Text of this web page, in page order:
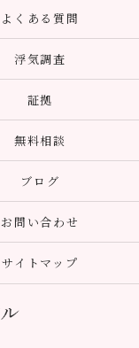
よくある質問
浮気調査
証拠
無料相談
ブログ
お問い合わせ
サイトマップ